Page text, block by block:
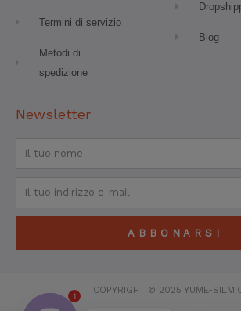
Termini di servizio
Metodi di
spedizione
Blog
Newsletter
Nome
Email
ABBONARSI
COPYRIGHT © 2025 YUME-
1